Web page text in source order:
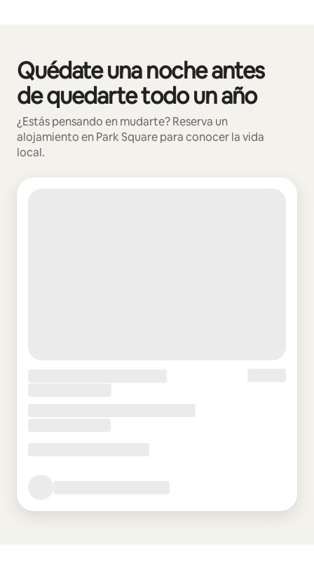
Quédate una noche antes
de quedarte todo un año
¿Estás pensando en mudarte? Reserva un
alojamiento en Park Square para conocer la vida
local.
Se muestran0 de 0 elementos